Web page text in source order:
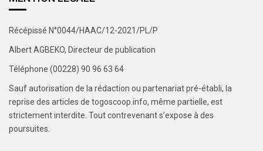
Récépissé N°0044/HAAC/12-2021/PL/P
Albert AGBEKO, Directeur de publication
Téléphone (00228) 90 96 63 64
Sauf autorisation de la rédaction ou partenariat pré-établi, la
reprise des articles de togoscoop.info, même partielle, est
strictement interdite. Tout contrevenant s’expose à des
poursuites.